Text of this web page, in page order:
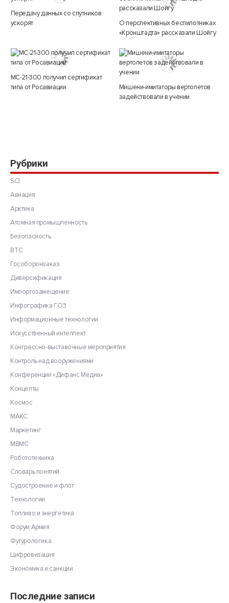
Передачу данных со спутников
ускорят
О перспективных беспилотниках
«Кронштадта» рассказали Шойгу
МС-21-300 получил сертификат
типа от Росавиации
Мишени-имитаторы вертолетов
задействовали в учении
Рубрики
SCI.
Авиация
Арктика
Атомная промышленность
Безопасность
ВТС
Гособоронзаказ
Диверсификация
Импортозамещение
Инфографика ГОЗ
Информационные технологии
Искусственный интеллект
Конгрессно-выставочные мероприятия
Контроль над вооружениями
Конференции «Дифанс Медиа»
Концепты
Космос
МАКС
Маркетинг
МВМС
Робототехника
Словарь понятий
Судостроение и флот
Технологии
Топливо и энергетика
Форум Армия
Футурологика
Цифровизация
Экономика и санкции
Последние записи